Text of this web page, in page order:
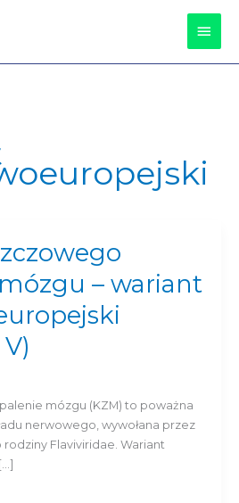
– wariant
mózgu (KZM) to poważna
nerwowego, wywołana przez
Flaviviridae. Wariant